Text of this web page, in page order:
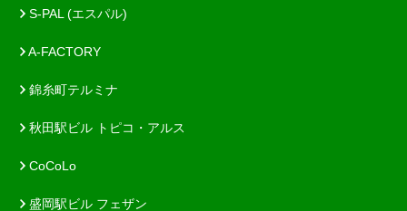
S-PAL (エスパル)
A-FACTORY
錦糸町テルミナ
秋田駅ビル トピコ・アルス
CoCoLo
盛岡駅ビル フェザン